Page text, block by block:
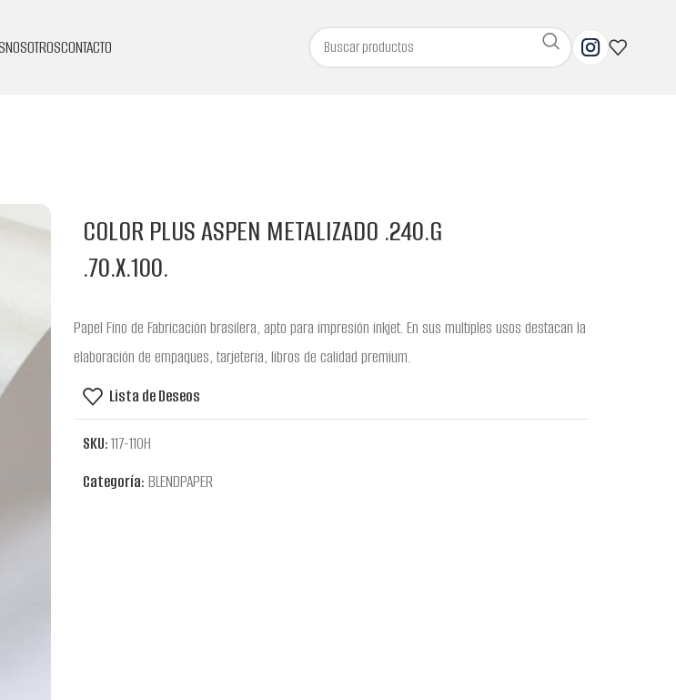
NOSOTROSCONTACTO
COLOR PLUS ASPEN METALIZADO .240.G
.70.X.100.
Papel Fino de Fabricación brasilera, apto para impresión inkjet. En sus multiples usos destacan la
elaboración de empaques, tarjeteria, libros de calidad premium.
Lista de Deseos
SKU:117-110H
Categoría: BLENDPAPER